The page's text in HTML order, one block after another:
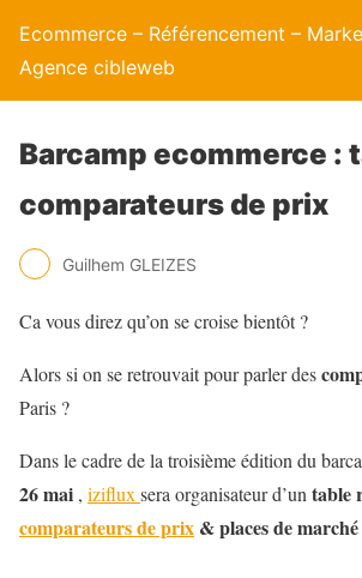
Ecommerce – Référencement –
Agence cibleweb
Barcamp ecommerce :
comparateurs de prix
Guilhem GLEIZES
Ca vous direz qu’on se croise bientôt ?
Alors si on se retrouvait pour parler des
Paris ?
Dans le cadre de la troisième édition du
26 mai , iziflux sera organisateur d’un table
comparateurs de prix & places de marché